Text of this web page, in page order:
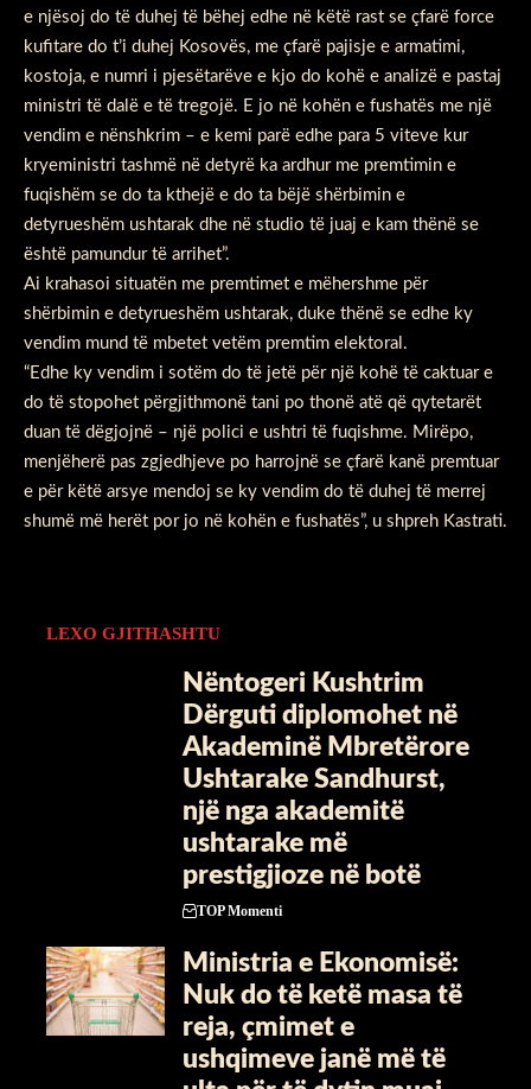
e njësoj do të duhej të bëhej edhe në këtë rast se çfarë force
kufitare do t’i duhej Kosovës, me çfarë pajisje e armatimi,
kostoja, e numri i pjesëtarëve e kjo do kohë e analizë e pastaj
ministri të dalë e të tregojë. E jo në kohën e fushatës me një
vendim e nënshkrim – e kemi parë edhe para 5 viteve kur
kryeministri tashmë në detyrë ka ardhur me premtimin e
fuqishëm se do ta kthejë e do ta bëjë shërbimin e
detyrueshëm ushtarak dhe në studio të juaj e kam thënë se
është pamundur të arrihet”.
Ai krahasoi situatën me premtimet e mëhershme për
shërbimin e detyrueshëm ushtarak, duke thënë se edhe ky
vendim mund të mbetet vetëm premtim elektoral.
“Edhe ky vendim i sotëm do të jetë për një kohë të caktuar e
do të stopohet përgjithmonë tani po thonë atë që qytetarët
duan të dëgjojnë – një polici e ushtri të fuqishme. Mirëpo,
menjëherë pas zgjedhjeve po harrojnë se çfarë kanë premtuar
e për këtë arsye mendoj se ky vendim do të duhej të merrej
shumë më herët por jo në kohën e fushatës”, u shpreh Kastrati.
LEXO GJITHASHTU
Nëntogeri Kushtrim
Dërguti diplomohet në
Akademinë Mbretërore
Ushtarake Sandhurst,
një nga akademitë
ushtarake më
prestigjioze në botë
TOP Momenti
Ministria e Ekonomisë:
Nuk do të ketë masa të
reja, çmimet e
ushqimeve janë më të